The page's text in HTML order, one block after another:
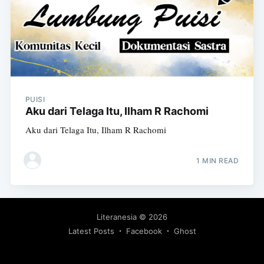
PUISI
Aku dari Telaga Itu, Ilham R Rachomi
Aku dari Telaga Itu, Ilham R Rachomi
1 MIN READ
Literanesia © 2026
Latest Posts
Facebook Ghost